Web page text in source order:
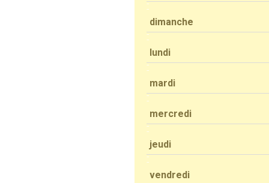
dimanche
lundi
mardi
mercredi
jeudi
vendredi